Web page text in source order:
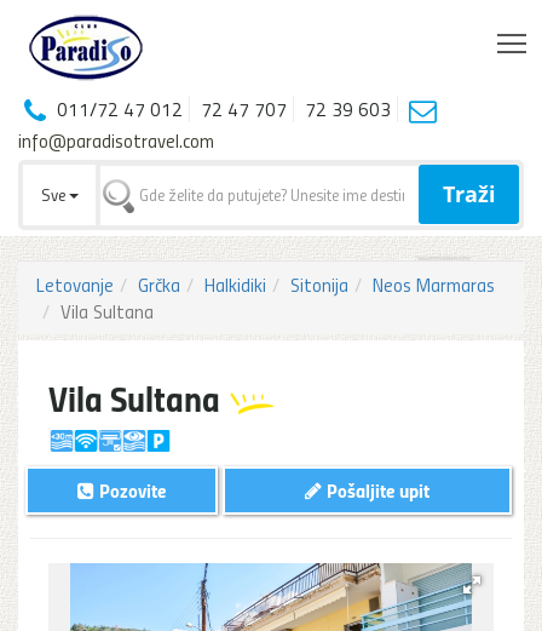
011/72 47 012 72 47 707
72 39 603
info@paradisotravel.com
Sve Traži
Letovanje Grčka Halkidiki Sitonija
Neos Marmaras
Vila Sultana
Vila Sultana
Pošaljite upit
Pozovite